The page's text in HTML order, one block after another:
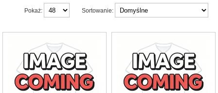
Sortowanie:
Pokaż: